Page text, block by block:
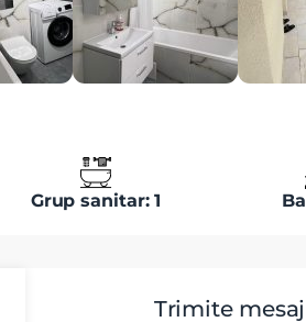
Grup sanitar: 1
Trimite mesaj